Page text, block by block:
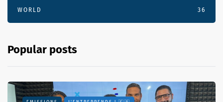
WORLD 36
Popular posts